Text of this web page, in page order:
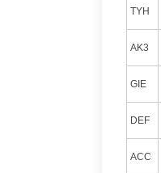
TYH
AK3
GIE
DEF
ACC